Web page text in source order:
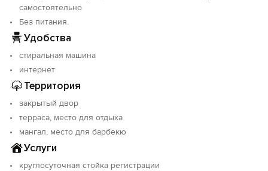
самостоятельно
Без питания.
Удобства
стиральная машина
интернет
Территория
закрытый двор
терраса, место для отдыха
мангал, место для барбекю
Услуги
круглосуточная стойка регистрации